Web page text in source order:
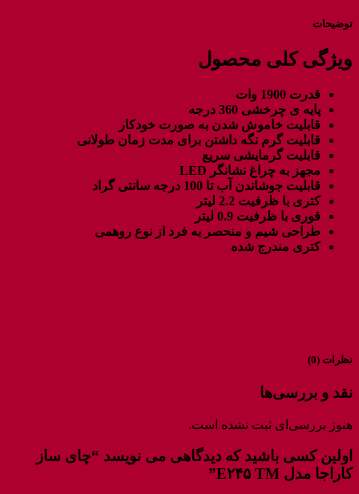
توضیحات
ویژگی کلی محصول
قدرت 1900 وات
پایه ی چرخشی 360 درجه
قابلیت خاموش شدن به صورت خودکار
قابلیت گرم نگه داشتن برای مدت زمان طولانی
قابلیت گرمایشی سریع
مجهز به چراغ نشانگر LED
قابلیت جوشاندن آب تا 100 درجه سانتی گراد
کتری با ظرفیت 2.2 لیتر
قوری با ظرفیت 0.9 لیتر
طراحی شیم و منحصر به فرد از نوع روهمی
کتری مندرج شده
نظرات (0)
نقد و بررسی‌ها
هنوز بررسی‌ای ثبت نشده است.
اولین کسی باشید که دیدگاهی می نویسد “چای ساز
کاراجا مدل E۲۴۵ TM”